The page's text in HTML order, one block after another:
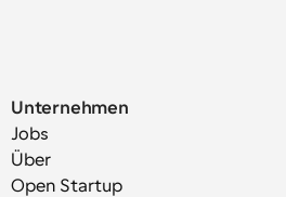
Unternehmen
Jobs
Über
Open Startup